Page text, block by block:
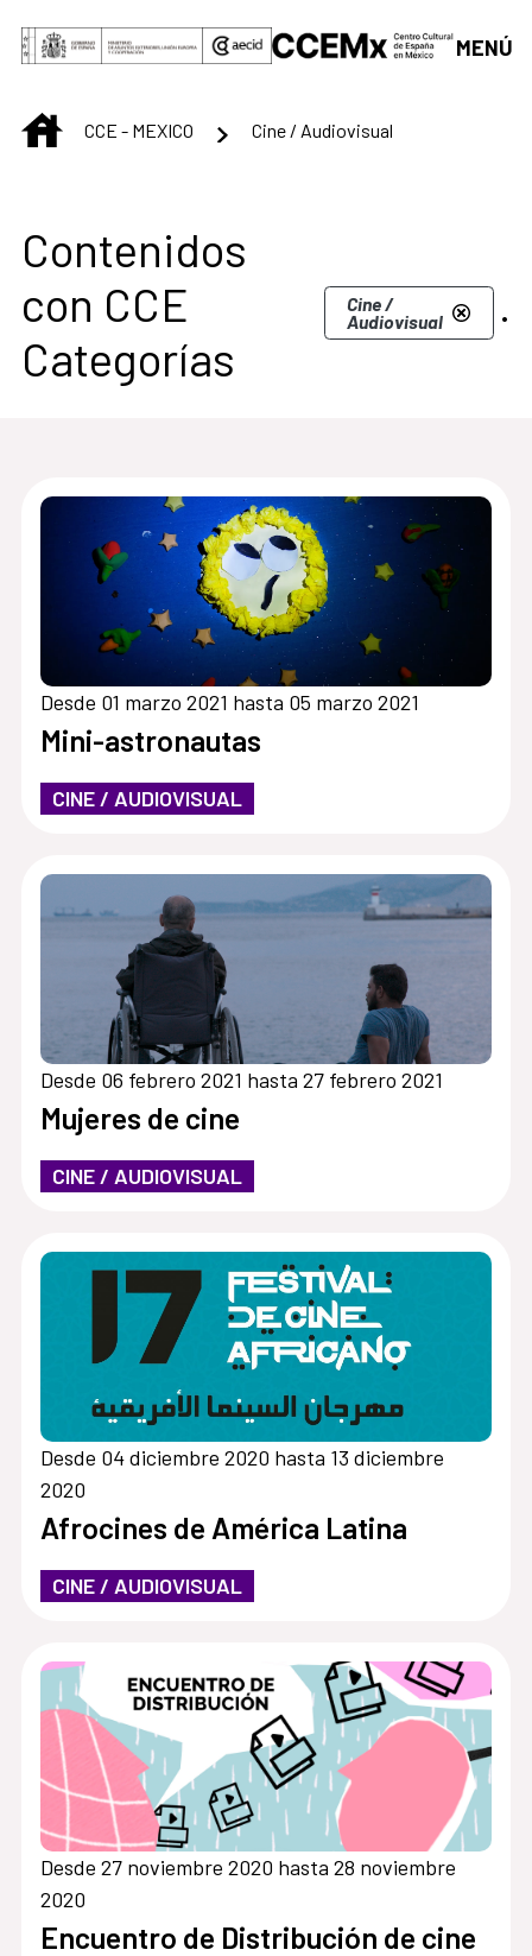
Saltar al contenido principal
MENÚ
INICIOCCE - MEXICO Cine / Audiovisual
Centro Cultural de
Contenidos
con CCE
Categorías
Cine /
Audiovisual .
Desde 01 marzo 2021 hasta 05 marzo 2021
Mini-astronautas
CINE / AUDIOVISUAL
Desde 06 febrero 2021 hasta 27 febrero 2021
Mujeres de cine
CINE / AUDIOVISUAL
Desde 04 diciembre 2020 hasta 13 diciembre
2020
Afrocines de América Latina
CINE / AUDIOVISUAL
Desde 27 noviembre 2020 hasta 28 noviembre
2020
Encuentro de Distribución de cine